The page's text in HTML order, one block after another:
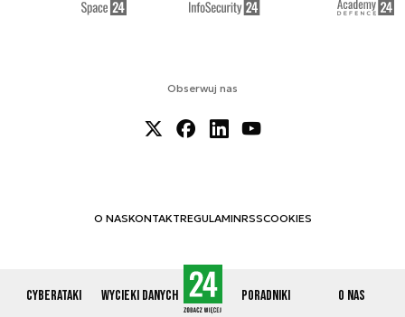
Cyberataki Wycieki danych Poradniki O nas
Obserwuj nas
O NASKONTAKTREGULAMINRSSCOOKIES
© 2012-2026 CYBERDEFENCE24